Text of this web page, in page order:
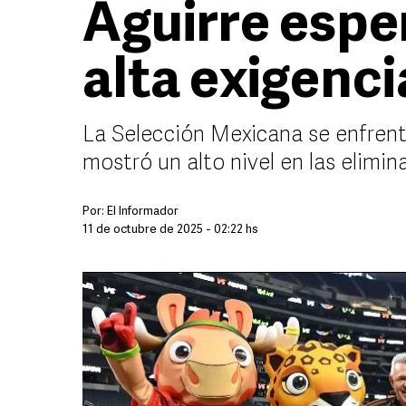
Aguirre
alta
La Selección Mexicana se
mostró un alto nivel en las
Por: El Informador
11 de octubre de 2025 - 02:22 hs